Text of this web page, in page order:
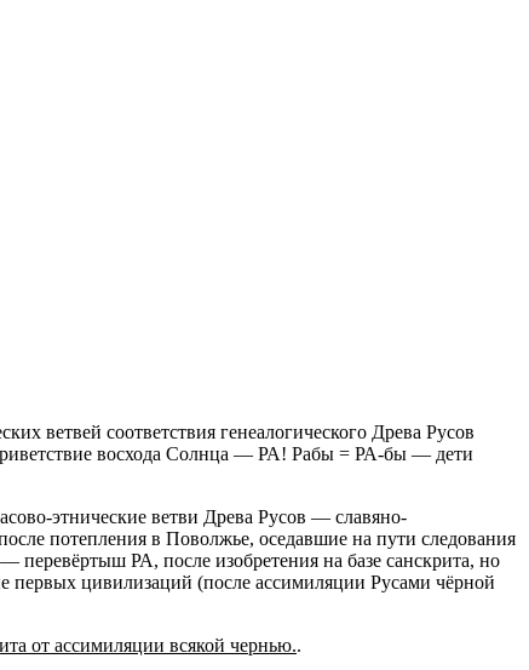
ветвей соответствия генеалогического Древа Русов
восхода Солнца — РА! Рабы = РА-бы — дети
этнические ветви Древа Русов — славяно-
потепления в Поволжье, оседавшие на пути следования
перевёртыш РА, после изобретения на базе санскрита, но
первых цивилизаций (после ассимиляции Русами чёрной
от ассимиляции всякой чернью..